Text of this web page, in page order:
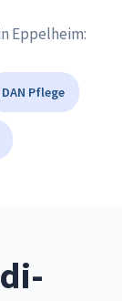
Eppelheim:
DAN Pflege